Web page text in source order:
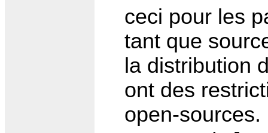
ceci pour les
tant que
la distribution
ont des
open-sources.